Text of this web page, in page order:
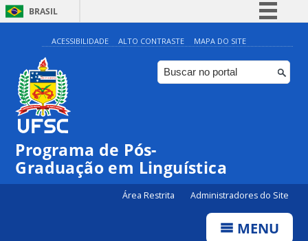
BRASIL
Simplifique!
Comunica BR
Participe
ACESSIBILIDADE ALTO CONTRASTE MAPA DO SITE
Programa de Pós-
Graduação em Linguística
Área Restrita Administradores do Site
MENU